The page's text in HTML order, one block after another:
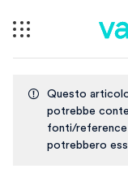
Questo
potrebbe
fonti/reference
potrebbero